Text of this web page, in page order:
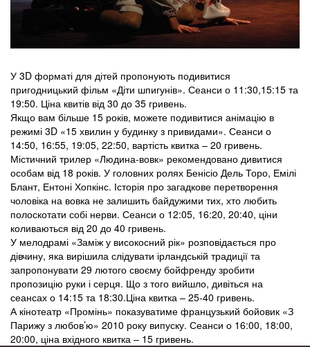
У 3D форматі для дітей пропонують подивитися
пригодницький фільм «Діти шпигунів». Сеанси о 11:30,15:15 та
19:50. Ціна квитів від 30 до 35 гривень.
Якщо вам більше 15 років, можете подивитися анімацію в
режимі 3D «15 хвилин у будинку з привидами». Сеанси о
14:50, 16:55, 19:05, 22:50, вартість квитка – 20 гривень.
Містичний трилер «Людина-вовк» рекомендовано дивитися
особам від 18 років. У головних ролях Бенісіо Дель Торо, Емілі
Блант, Ентоні Хопкінс. Історія про загадкове перетворення
чоловіка на вовка не залишить байдужими тих, хто любить
полоскотати собі нерви. Сеанси о 12:05, 16:20, 20:40, ціни
коливаються від 20 до 40 гривень.
У мелодрамі «Заміж у високосний рік» розповідається про
дівчину, яка вирішила слідувати ірландській традиції та
запропонувати 29 лютого своєму бойфренду зробити
пропозицію руки і серця. Що з того вийшло, дивіться на
сеансах о 14:15 та 18:30.Ціна квитка – 25-40 гривень.
А кінотеатр «Промінь» показуватиме французький бойовик «З
Парижу з любов’ю» 2010 року випуску. Сеанси о 16:00, 18:00,
20:00, ціна вхідного квитка – 15 гривень.